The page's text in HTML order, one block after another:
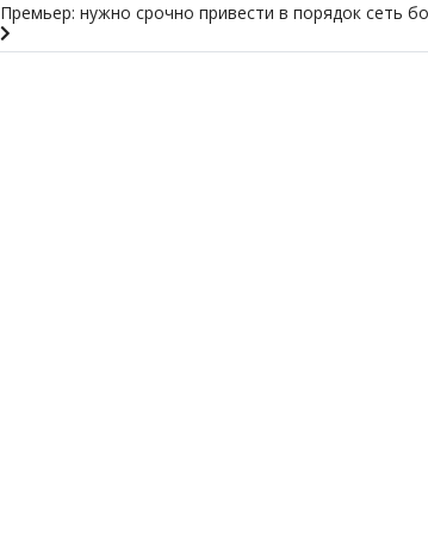
Премьер: нужно срочно привести в порядок сеть